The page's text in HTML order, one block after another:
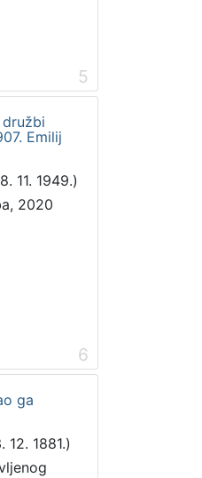
5
Emilij
11. 1949.)
2020
6
ga
12. 1881.)